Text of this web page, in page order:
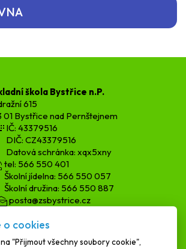
škola Bystřice n.P.
615
01 Bystřice nad Pernštejnem
IČ: 43379516
DIČ: CZ43379516
Datová schránka: xqx5xny
tel: 566 550 401
Školní jídelna: 566 550 057
Školní družina: 566 550 887
posta@zsbystrice.cz
podatelna@zsbystrice.cz
cookies
"Přijmout všechny soubory cookie",